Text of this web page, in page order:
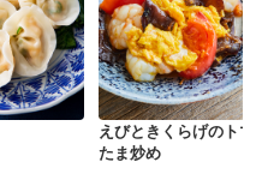
えびときくらげのトマ
たま炒め